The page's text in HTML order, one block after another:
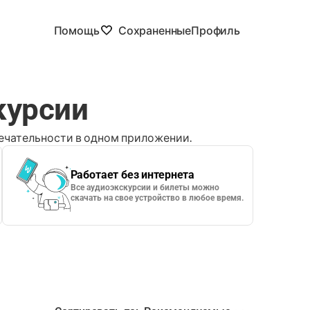
Помощь СохраненныеПрофиль
в одном приложении.
Работает без интернета
Все аудиоэкскурсии и билеты можно
скачать на свое устройство в любое время.